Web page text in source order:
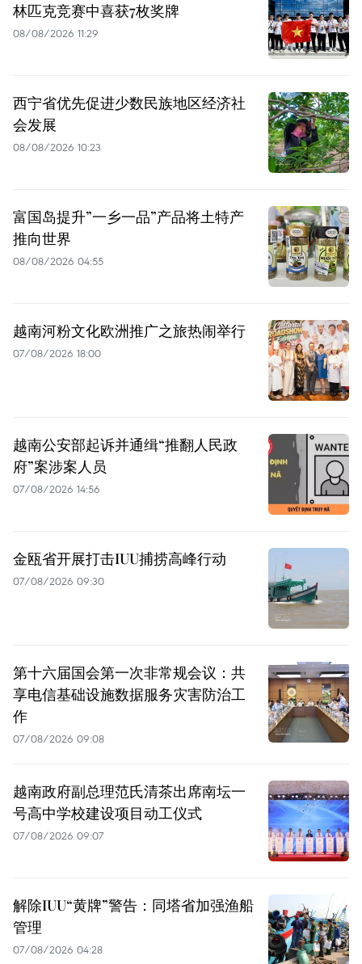
林匹克竞赛中喜获7枚奖牌
08/08/2026 11:29
西宁省优先促进少数民族地区经济社
会发展
08/08/2026 10:23
富国岛提升”一乡一品”产品将土特产
推向世界
08/08/2026 04:55
越南河粉文化欧洲推广之旅热闹举行
07/08/2026 18:00
越南公安部起诉并通缉“推翻人民政
府”案涉案人员
07/08/2026 14:56
金瓯省开展打击IUU捕捞高峰行动
07/08/2026 09:30
第十六届国会第一次非常规会议：共
享电信基础设施数据服务灾害防治工
作
07/08/2026 09:08
越南政府副总理范氏清茶出席南坛一
号高中学校建设项目动工仪式
07/08/2026 09:07
解除IUU“黄牌”警告：同塔省加强渔船
管理
07/08/2026 04:28